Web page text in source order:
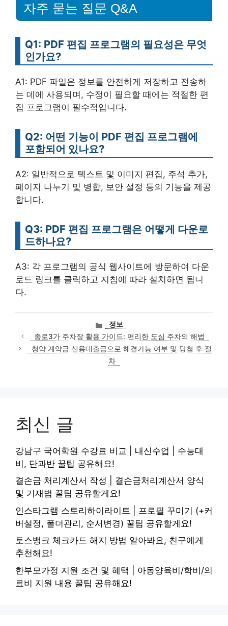
자주 묻는 질문 Q&A
Q1: PDF 편집 프로그램의 필요성은 무엇
인가요?
A1: PDF 파일은 정보를 안전하게 저장하고 전송하
는 데에 사용되며, 수정이 필요할 때에는 적절한 편
집 프로그램이 필수적입니다.
Q2: 어떤 기능이 PDF 편집 프로그램에
포함되어 있나요?
A2: 일반적으로 텍스트 및 이미지 편집, 주석 추가,
페이지 나누기 및 병합, 보안 설정 등의 기능을 제공
합니다.
Q3: PDF 편집 프로그램은 어떻게 다운로
드하나요?
A3: 각 프로그램의 공식 웹사이트에 방문하여 다운
로드 링크를 클릭하고 지침에 따라 설치하면 됩니
다.
카
테
고
리
정보
종로3가 주차장 활용 가이드: 편리한 도심 주차의 해법
청약 계약금 신용대출금으로 해결가능 여부 및 당첨 후 절
차
최신 글
강남구 국어학원 수강료 비교 | 내신수업 | 수능대
비, 단과반 꿀팁 공유해요!
결손금 처리계산서 작성 | 결손금처리계산서 양식
및 기재법 꿀팁 공유할게요!
인스타그램 스토리하이라이트 | 프로필 꾸미기 (+커
버설정, 폴더관리, 순서변경) 꿀팁 공유할게요!
토스뱅크 체크카드 해지 방법 알아봐요, 친구에게
추천해요!
한부모가정 지원 조건 및 혜택 | 아동양육비/학비/의
료비 지원 내용 꿀팁 공유해요!